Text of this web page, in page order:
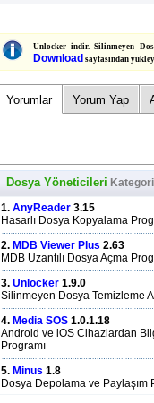
Unlocker indir. Silinmeyen
Download sayfasından
Yorumlar Yorum Yap
Dosya Yöneticileri
1. AnyReader 3.15
Hasarlı Dosya Kopyalama
2. MDB Viewer Plus 2.63
MDB Uzantılı Dosya Açma
3. Unlocker 1.9.0
Silinmeyen Dosya Temizleme
4. Media SOS 1.0.1.18
Android ve iOS Cihazlardan
Programı
5. Minus 1.8
Dosya Depolama ve Paylaşım